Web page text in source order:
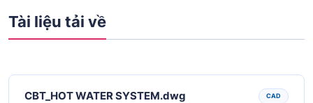
Tài liệu tải về
CBT_HOT WATER SYSTEM.dwg CAD